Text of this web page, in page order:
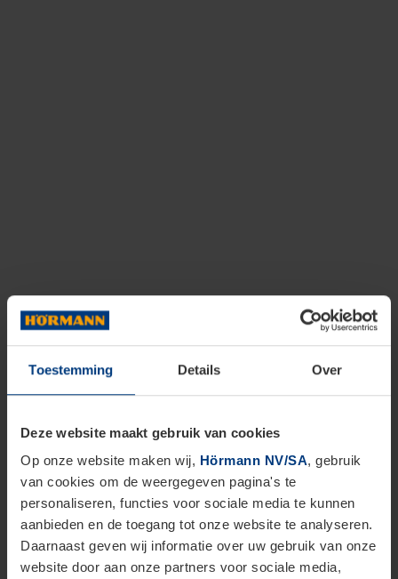
Toestemming Details Over
Deze website maakt gebruik van cookies
Op onze website maken wij, Hörmann NV/SA, gebruik
van cookies om de weergegeven pagina's te
personaliseren, functies voor sociale media te kunnen
aanbieden en de toegang tot onze website te analyseren.
Daarnaast geven wij informatie over uw gebruik van onze
website door aan onze partners voor sociale media,